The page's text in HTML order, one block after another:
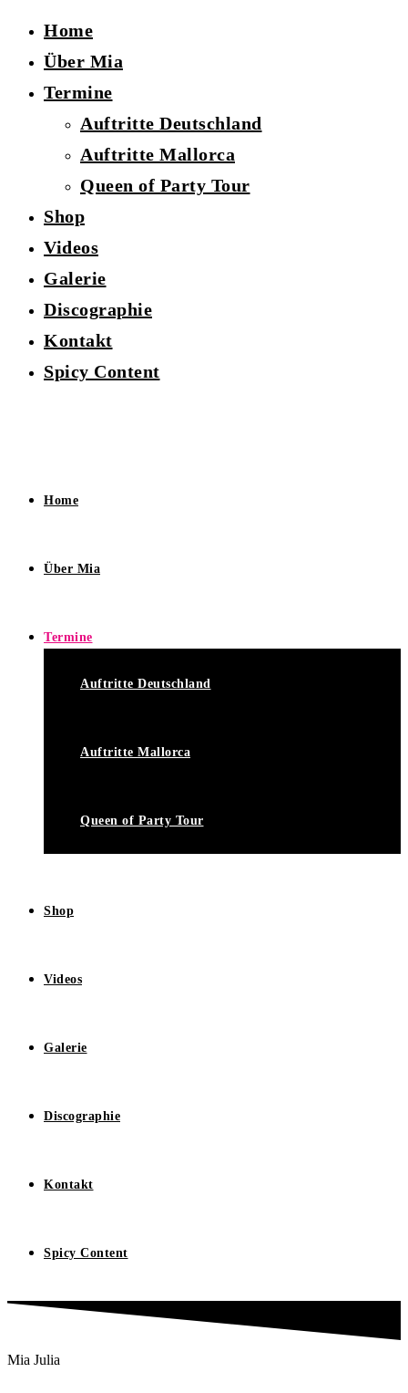
Home
Über Mia
Termine
Auftritte Deutschland
Auftritte Mallorca
Queen of Party Tour
Shop
Videos
Galerie
Discographie
Kontakt
Spicy Content
Home
Über Mia
Termine
Auftritte Deutschland
Auftritte Mallorca
Queen of Party Tour
Shop
Videos
Galerie
Discographie
Kontakt
Spicy Content
Mia Julia